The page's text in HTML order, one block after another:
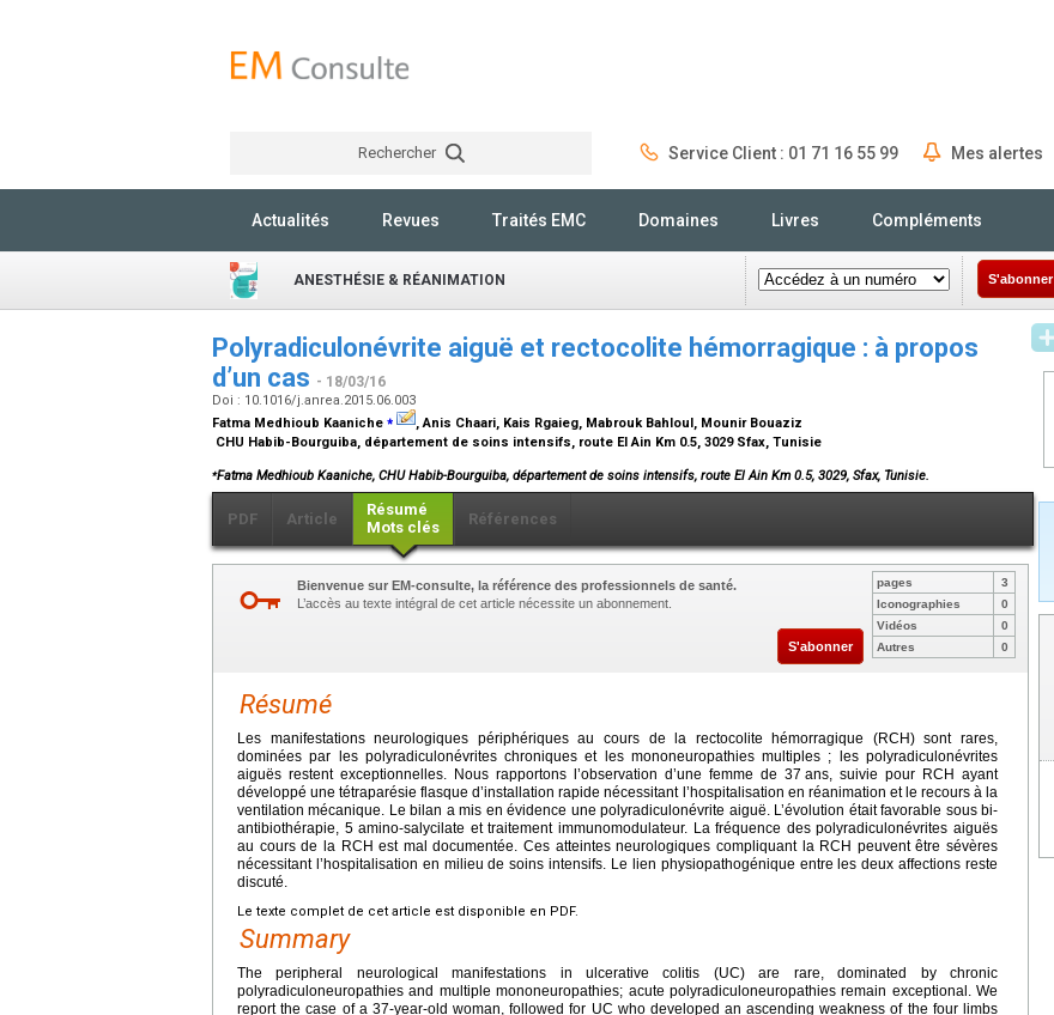
Rechercher Service Client : 01 71 16 55 99 Mes alertes
Actualités Revues Traités EMC Domaines Livres Compléments
ANESTHÉSIE & RÉANIMATION S'abonner
Polyradiculonévrite aiguë et rectocolite hémorragique : à propos
d’un cas - 18/03/16
Doi : 10.1016/j.anrea.2015.06.003
Fatma Medhioub Kaaniche ⁎
, Anis Chaari, Kais Rgaieg, Mabrouk Bahloul, Mounir Bouaziz
CHU Habib-Bourguiba, département de soins intensifs, route El Ain Km 0.5, 3029 Sfax, Tunisie
⁎Fatma Medhioub Kaaniche, CHU Habib-Bourguiba, département de soins intensifs, route El Ain Km 0.5, 3029, Sfax, Tunisie.
PDF Article
Résumé
Mots clés
Références
Bienvenue sur EM-consulte, la référence des professionnels de santé.
L’accès au texte intégral de cet article nécessite un abonnement.
S'abonner
pages
3
Iconographies
0
Vidéos
0
Autres
0
Résumé
Les manifestations neurologiques périphériques au cours de la rectocolite hémorragique (RCH) sont rares,
dominées par les polyradiculonévrites chroniques et les mononeuropathies multiples ; les polyradiculonévrites
aiguës restent exceptionnelles. Nous rapportons l’observation d’une femme de 37 ans, suivie pour RCH ayant
développé une tétraparésie flasque d’installation rapide nécessitant l’hospitalisation en réanimation et le recours à la
ventilation mécanique. Le bilan a mis en évidence une polyradiculonévrite aiguë. L’évolution était favorable sous bi-
antibiothérapie, 5 amino-salycilate et traitement immunomodulateur. La fréquence des polyradiculonévrites aiguës
au cours de la RCH est mal documentée. Ces atteintes neurologiques compliquant la RCH peuvent être sévères
nécessitant l’hospitalisation en milieu de soins intensifs. Le lien physiopathogénique entre les deux affections reste
discuté.
Le texte complet de cet article est disponible en PDF.
Summary
The peripheral neurological manifestations in ulcerative colitis (UC) are rare, dominated by chronic
polyradiculoneuropathies and multiple mononeuropathies; acute polyradiculoneuropathies remain exceptional. We
report the case of a 37-year-old woman, followed for UC who developed an ascending weakness of the four limbs